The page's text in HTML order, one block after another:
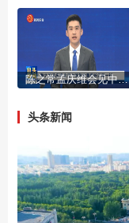
陈之常孟庆维会见中国华电董事长江毅一行
头条新闻